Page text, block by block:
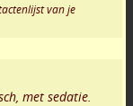
van je
met sedatie.